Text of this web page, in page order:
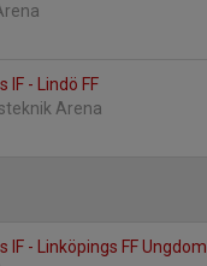
IF - Lindö FF
Arena
IF - Linköpings FF Ungdom